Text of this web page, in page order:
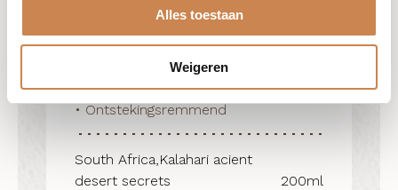
Alles toestaan
Weigeren
Voordelen
• Snel opneembaar
• Ultra-voedend & Hydraterend
• Rijk aan botanische oliën
• Ontstekingsremmend
South Africa,Kalahari acient
desert secrets
200ml